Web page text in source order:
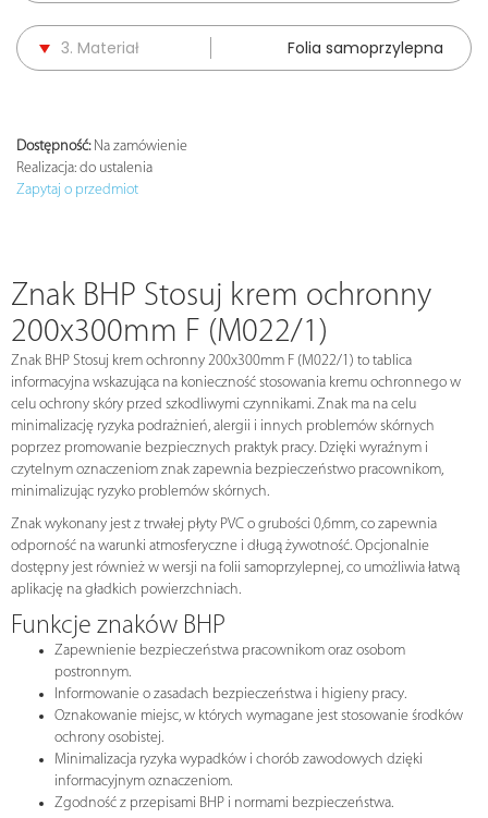
3. Materiał Folia samoprzylepna
Dostępność:Na zamówienie
Realizacja: do ustalenia
Zapytaj o przedmiot
Znak BHP Stosuj krem ochronny
200x300mm F (M022/1)
Znak BHP Stosuj krem ochronny 200x300mm F (M022/1) to tablica
informacyjna wskazująca na konieczność stosowania kremu ochronnego w
celu ochrony skóry przed szkodliwymi czynnikami. Znak ma na celu
minimalizację ryzyka podrażnień, alergii i innych problemów skórnych
poprzez promowanie bezpiecznych praktyk pracy. Dzięki wyraźnym i
czytelnym oznaczeniom znak zapewnia bezpieczeństwo pracownikom,
minimalizując ryzyko problemów skórnych.
Znak wykonany jest z trwałej płyty PVC o grubości 0,6mm, co zapewnia
odporność na warunki atmosferyczne i długą żywotność. Opcjonalnie
dostępny jest również w wersji na folii samoprzylepnej, co umożliwia łatwą
aplikację na gładkich powierzchniach.
Funkcje znaków BHP
Zapewnienie bezpieczeństwa pracownikom oraz osobom
postronnym.
Informowanie o zasadach bezpieczeństwa i higieny pracy.
Oznakowanie miejsc, w których wymagane jest stosowanie środków
ochrony osobistej.
Minimalizacja ryzyka wypadków i chorób zawodowych dzięki
informacyjnym oznaczeniom.
Zgodność z przepisami BHP i normami bezpieczeństwa.